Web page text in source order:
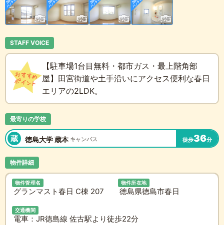
STAFF VOICE
【駐車場1台目無料・都市ガス・最上階角部
屋】田宮街道や土手沿いにアクセス便利な春日
エリアの2LDK。
最寄りの学校
蔵 徳島大学 蔵本 キャンパス 徒歩36分
物件詳細
物件管理名
グランマスト春日 C棟 207
物件所在地
徳島県徳島市春日
交通機関
電車：JR徳島線 佐古駅より徒歩22分